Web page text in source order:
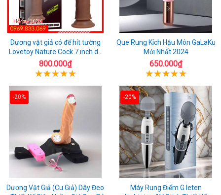
Dương vật giả có đế hít tường
Lovetoy Nature Cock 7 inch da
đen
800.000₫
Que Rung Kích Hậu Môn GaLaKu
Mới Nhất 2024
650.000₫
-20%
Dương Vật Giả (Cu Giả) Dây Đeo
-20%
Máy Rung Điểm G leten